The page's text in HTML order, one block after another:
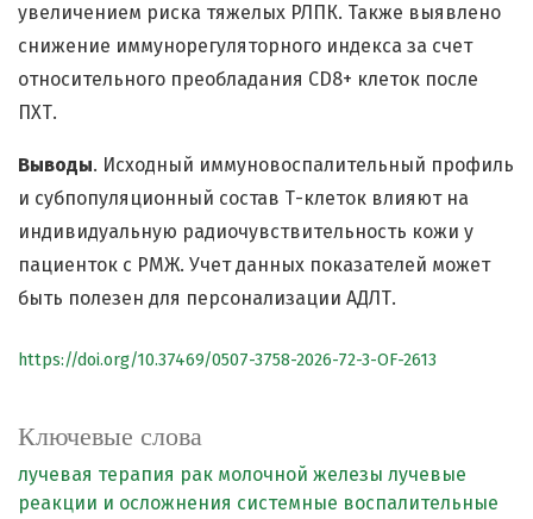
Ключевые слова
лучевая терапия рак молочной железы лучевые
реакции и осложнения системные воспалительные
увеличением риска тяжелых РЛПК. Также выявлено
снижение иммунорегуляторного индекса за счет
относительного преобладания CD8+ клеток после
ПХТ.
Выводы. Исходный иммуновоспалительный профиль
и субпопуляционный состав Т-клеток влияют на
индивидуальную радиочувствительность кожи у
пациенток с РМЖ. Учет данных показателей может
быть полезен для персонализации АДЛТ.
https://doi.org/10.37469/0507-3758-2026-72-3-OF-2613